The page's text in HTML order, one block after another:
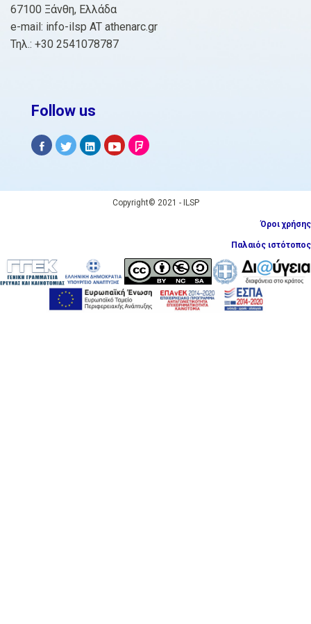
67100 Ξάνθη, Ελλάδα
e-mail: info-ilsp AT athenarc.gr
Τηλ.: +30 2541078787
Follow us
Copyright© 2021 - ILSP
Όροι χρήσης
Παλαιός ιστότοπος